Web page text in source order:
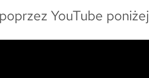
YouTube poniżej